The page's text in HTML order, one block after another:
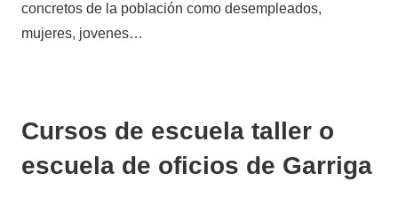
concretos de la población como desempleados,
mujeres, jovenes…
Cursos de escuela taller o
escuela de oficios de Garriga